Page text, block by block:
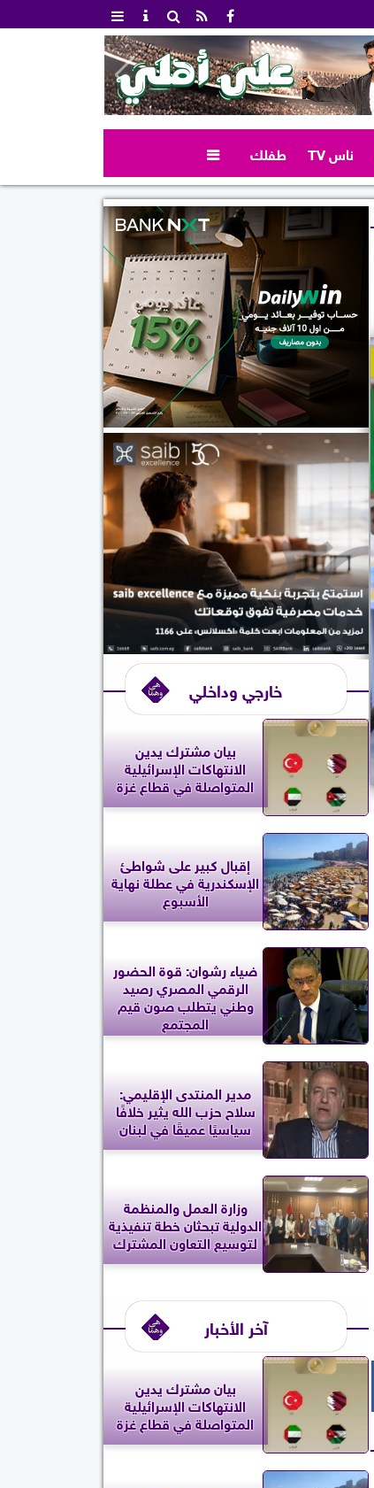
ناس TV طفلك 
خارجي وداخلي
بيان مشترك يدين
الانتهاكات الإسرائيلية
المتواصلة في قطاع غزة
إقبال كبير على شواطئ
الإسكندرية في عطلة نهاية
الأسبوع
ضياء رشوان: قوة الحضور
الرقمي المصري رصيد
وطني يتطلب صون قيم
المجتمع
مدير المنتدى الإقليمي:
سلاح حزب الله يثير خلافًا
سياسيًا عميقًا في لبنان
وزارة العمل والمنظمة
الدولية تبحثان خطة تنفيذية
لتوسيع التعاون المشترك
آخر الأخبار
بيان مشترك يدين
الانتهاكات الإسرائيلية
المتواصلة في قطاع غزة